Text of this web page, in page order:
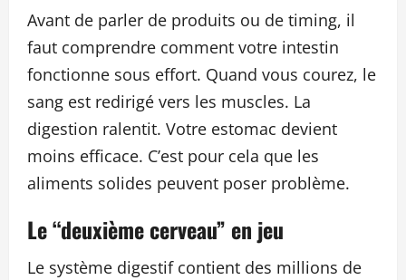
Avant de parler de produits ou de timing, il
faut comprendre comment votre intestin
fonctionne sous effort. Quand vous courez, le
sang est redirigé vers les muscles. La
digestion ralentit. Votre estomac devient
moins efficace. C’est pour cela que les
aliments solides peuvent poser problème.
Le “deuxième cerveau” en jeu
Le système digestif contient des millions de